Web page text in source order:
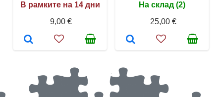
В рамките на 14 дни
9,00 €
На склад (2)
25,00 €